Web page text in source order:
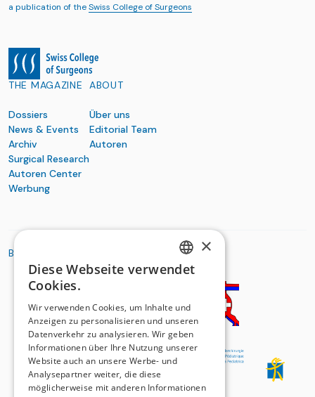
a publication of theSwiss College of Surgeons
THE MAGAZINE
Dossiers
News & Events
Archiv
Surgical Research
Autoren Center
Werbung
ABOUT
Über uns
Editorial Team
Autoren
BASIC ORGANIZATIONS
GERMAN
×
Diese Webseite verwendet
Cookies.
Wir verwenden Cookies, um Inhalte und
Anzeigen zu personalisieren und unseren
Datenverkehr zu analysieren. Wir geben
Informationen über Ihre Nutzung unserer
Website auch an unsere Werbe- und
Analysepartner weiter, die diese
möglicherweise mit anderen Informationen